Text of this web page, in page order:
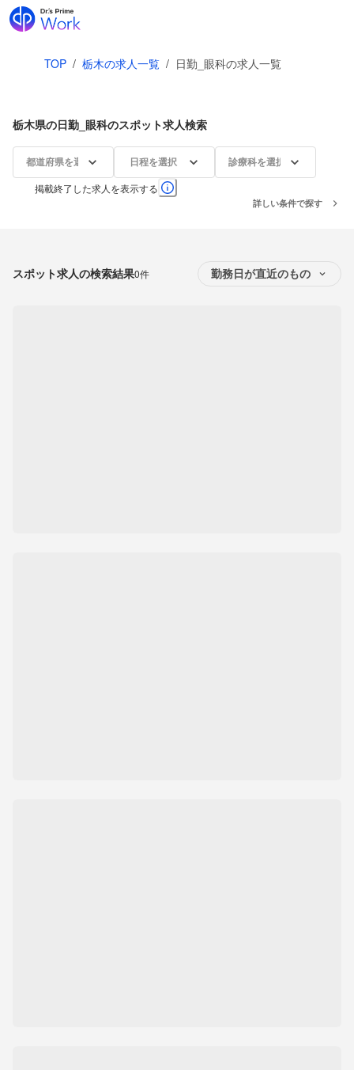
TOP / 栃木の求人一覧 / 日勤_眼科の求人一覧
栃木県の日勤_眼科のスポット求人検索
都道府県を選択 日程を選択 診療科を選択
掲載終了した求人を表示する
詳しい条件で探す
スポット求人の検索結果0件 勤務日が直近のもの